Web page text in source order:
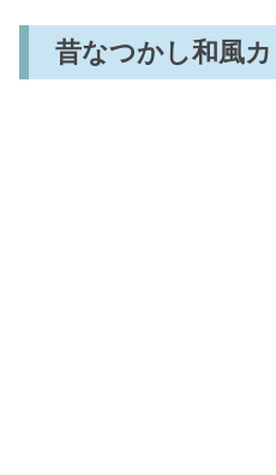
昔なつかし和風